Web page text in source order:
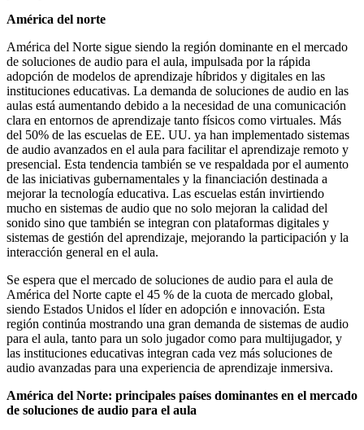
América del norte
América del Norte sigue siendo la región dominante en el mercado
de soluciones de audio para el aula, impulsada por la rápida
adopción de modelos de aprendizaje híbridos y digitales en las
instituciones educativas. La demanda de soluciones de audio en las
aulas está aumentando debido a la necesidad de una comunicación
clara en entornos de aprendizaje tanto físicos como virtuales. Más
del 50% de las escuelas de EE. UU. ya han implementado sistemas
de audio avanzados en el aula para facilitar el aprendizaje remoto y
presencial. Esta tendencia también se ve respaldada por el aumento
de las iniciativas gubernamentales y la financiación destinada a
mejorar la tecnología educativa. Las escuelas están invirtiendo
mucho en sistemas de audio que no solo mejoran la calidad del
sonido sino que también se integran con plataformas digitales y
sistemas de gestión del aprendizaje, mejorando la participación y la
interacción general en el aula.
Se espera que el mercado de soluciones de audio para el aula de
América del Norte capte el 45 % de la cuota de mercado global,
siendo Estados Unidos el líder en adopción e innovación. Esta
región continúa mostrando una gran demanda de sistemas de audio
para el aula, tanto para un solo jugador como para multijugador, y
las instituciones educativas integran cada vez más soluciones de
audio avanzadas para una experiencia de aprendizaje inmersiva.
América del Norte: principales países dominantes en el mercado
de soluciones de audio para el aula